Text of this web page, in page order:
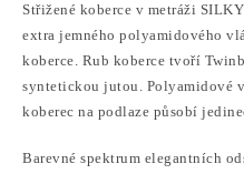
Střižené koberce v metráži
extra jemného polyamidového
koberce. Rub koberce tvoří
syntetickou jutou. Polyamidové
koberec na podlaze působí
Barevné spektrum elegantních